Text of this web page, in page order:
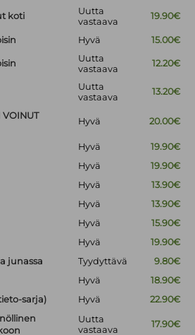
koti
Uutta
vastaava
19.90€
Hyvä 15.00€
Uutta
vastaava
12.20€
Uutta
vastaava
13.20€
VOINUT
Hyvä 20.00€
Hyvä
19.90€
Hyvä
19.90€
Hyvä
13.90€
Hyvä
13.90€
Hyvä
15.90€
Hyvä
19.90€
junassa
Tyydyttävä
9.80€
Hyvä
18.90€
sarja)
Hyvä
22.90€
Uutta
vastaava
17.90€